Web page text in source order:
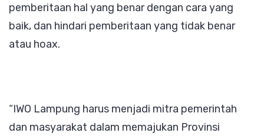
pemberitaan hal yang benar dengan cara yang
baik, dan hindari pemberitaan yang tidak benar
atau hoax.
“IWO Lampung harus menjadi mitra pemerintah
dan masyarakat dalam memajukan Provinsi